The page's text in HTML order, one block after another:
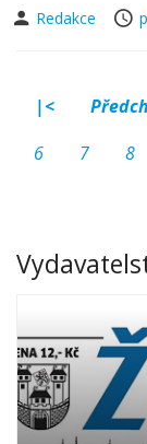
Redakce
|<
6
7 8